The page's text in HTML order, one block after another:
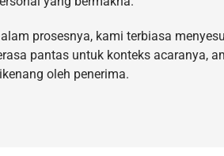
prosesnya, kami terbiasa
pantas untuk konteks acaranya,
oleh penerima.